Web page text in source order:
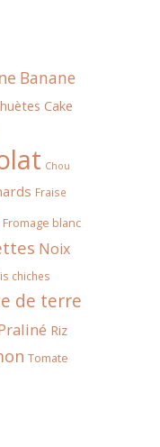
Banane
Cake
Chou
Fraise
Fromage blanc
Noix
chiches
de terre
Riz
Tomate